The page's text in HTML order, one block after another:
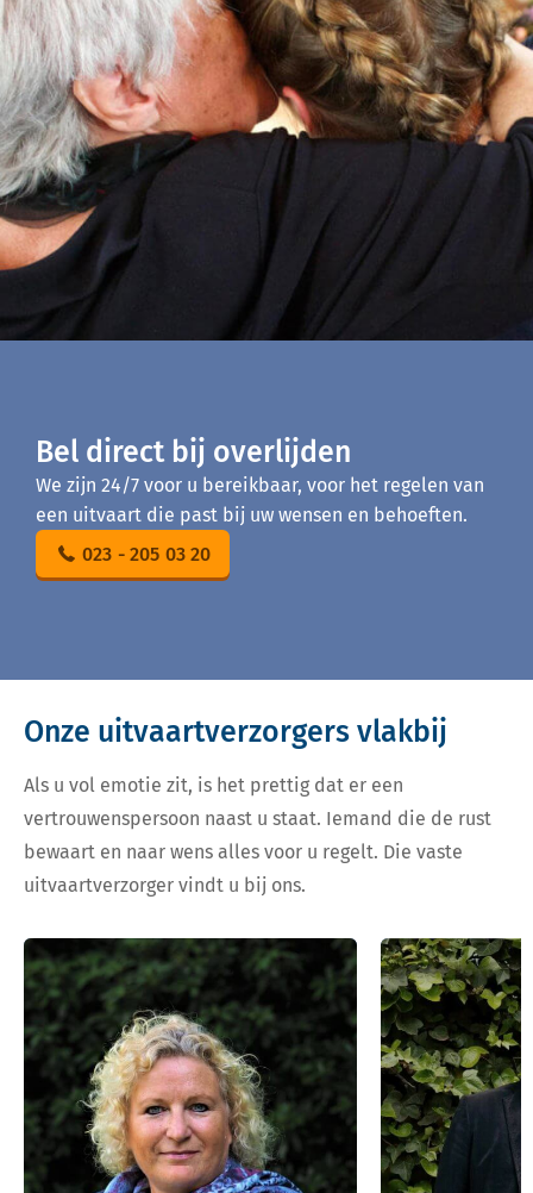
Bel direct bij overlijden
We zijn 24/7 voor u bereikbaar, voor het regelen van
een uitvaart die past bij uw wensen en behoeften.
023 - 205 03 20
Onze uitvaartverzorgers vlakbij
Als u vol emotie zit, is het prettig dat er een
vertrouwenspersoon naast u staat. Iemand die de rust
bewaart en naar wens alles voor u regelt. Die vaste
uitvaartverzorger vindt u bij ons.